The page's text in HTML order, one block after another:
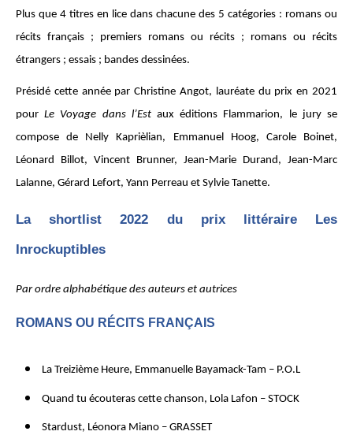
Plus que 4 titres en lice dans chacune des 5 catégories : romans ou
récits français ; premiers romans ou récits ; romans ou récits
étrangers ; essais ; bandes dessinées.
Présidé cette année par Christine Angot, lauréate du prix en 2021
pourLe Voyage dans l’Estaux éditions Flammarion, le jury se
compose de Nelly Kaprièlian, Emmanuel Hoog, Carole Boinet,
Léonard Billot, Vincent Brunner, Jean-Marie Durand, Jean-Marc
Lalanne, Gérard Lefort, Yann Perreau et Sylvie Tanette.
La shortlist 2022 du prix littéraire Les
Inrockuptibles
Par ordre alphabétique des auteurs et autrices
ROMANS OU RÉCITS FRANÇAIS
La Treizième Heure, Emmanuelle Bayamack-Tam – P.O.L
Quand tu écouteras cette chanson, Lola Lafon – STOCK
Stardust, Léonora Miano – GRASSET